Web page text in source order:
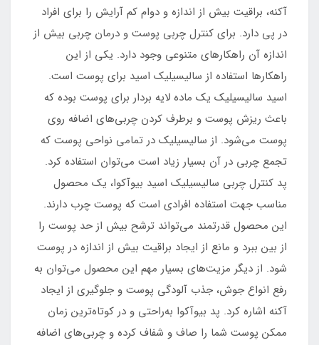
آکنه، براقیت بیش از اندازه و دوام کم آرایش را برای افراد
در پی دارد. برای کنترل چربی پوست و درمان چربی بیش از
اندازه آن راهکارهای متنوعی وجود دارد. یکی از این
راهکارها استفاده از سالیسیلیک اسید برای پوست است.
اسید سالیسیلیک یک ماده لایه بردار برای پوست بوده که
باعث ریزش پوست و برطرف کردن چربی‌های اضافه روی
پوست می‌شود. از سالیسیلیک در تمامی نواحی پوست که
تجمع چربی در آن بسیار زیاد است می‌توان استفاده کرد.
پد کنترل چربی سالیسیلیک اسید بیوآکوا، یک محصول
مناسب جهت استفاده افرادی است که پوست چرب دارند.
این محصول قدرتمند می‌تواند ترشح بیش از حد پوست را
از بین ببرد و مانع از ایجاد براقیت بیش از اندازه در پوست
شود. از دیگر مزیت‌های بسیار مهم این محصول می‌توان به
رفع انواع جوش، جذب آلودگی پوست و جلوگیری از ایجاد
آکنه اشاره کرد. پد بیوآکوا به‌راحتی و در کوتاه‌ترین زمان
ممکن پوست شما را صاف و شفاف کرده و چربی‌های اضافه